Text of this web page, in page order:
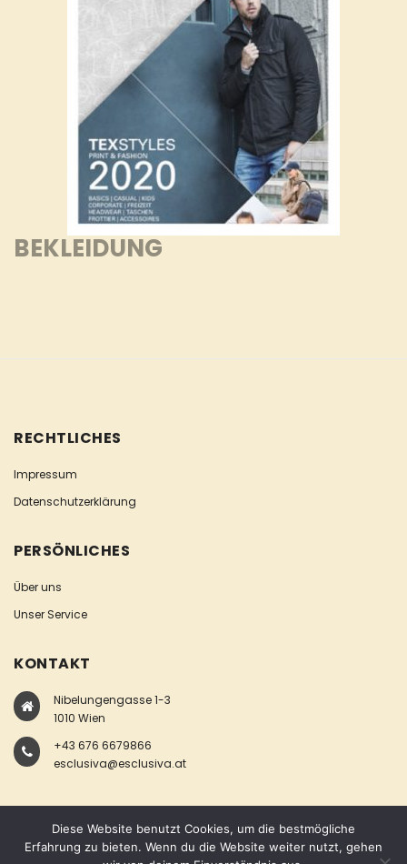
BEKLEIDUNG
RECHTLICHES
Impressum
Datenschutzerklärung
PERSÖNLICHES
Über uns
Unser Service
KONTAKT
Nibelungengasse 1-3
1010 Wien
+43 676 6679866
esclusiva@esclusiva.at
Diese Website benutzt Cookies, um die bestmögliche
Erfahrung zu bieten. Wenn du die Website weiter nutzt, gehen